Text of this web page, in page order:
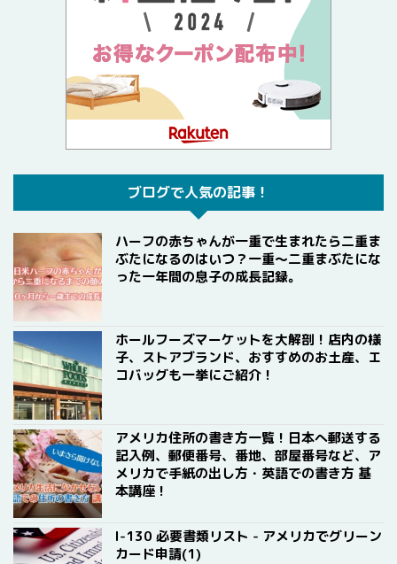
ブログで人気の記事！
ハーフの赤ちゃんが一重で生まれたら二重ま
ぶたになるのはいつ？一重〜二重まぶたにな
った一年間の息子の成長記録。
ホールフーズマーケットを大解剖！店内の様
子、ストアブランド、おすすめのお土産、エ
コバッグも一挙にご紹介！
アメリカ住所の書き方一覧！日本へ郵送する
記入例、郵便番号、番地、部屋番号など、ア
メリカで手紙の出し方・英語での書き方 基
本講座！
I-130 必要書類リスト - アメリカでグリーン
カード申請(1)